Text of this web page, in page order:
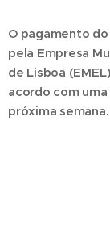
O pagamento
pela Empresa
de Lisboa
acordo com
próxima semana.